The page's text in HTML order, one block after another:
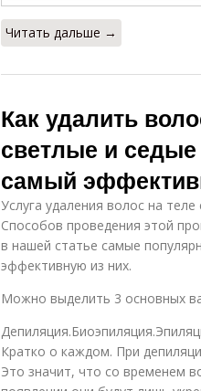
Читать дальше →
Как удалить
светлые и
самый
Услуга удаления волос на
Способов проведения этой
в нашей статье самые
эффективную из них.
Можно выделить 3 основных
Кратко о каждом. При
Это значит, что со временем